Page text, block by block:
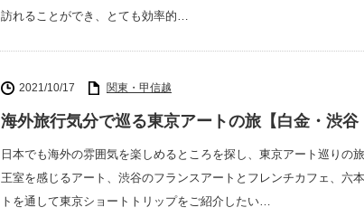
訪れることができ、とても効率的…
2021/10/17 関東・甲信越
海外旅行気分で巡る東京アートの旅【白金・渋谷
日本でも海外の雰囲気を楽しめるところを探し、東京アート巡りの
王室を感じるアート、渋谷のフランスアートとフレンチカフェ、六
トを通して東京ショートトリップをご紹介したい…